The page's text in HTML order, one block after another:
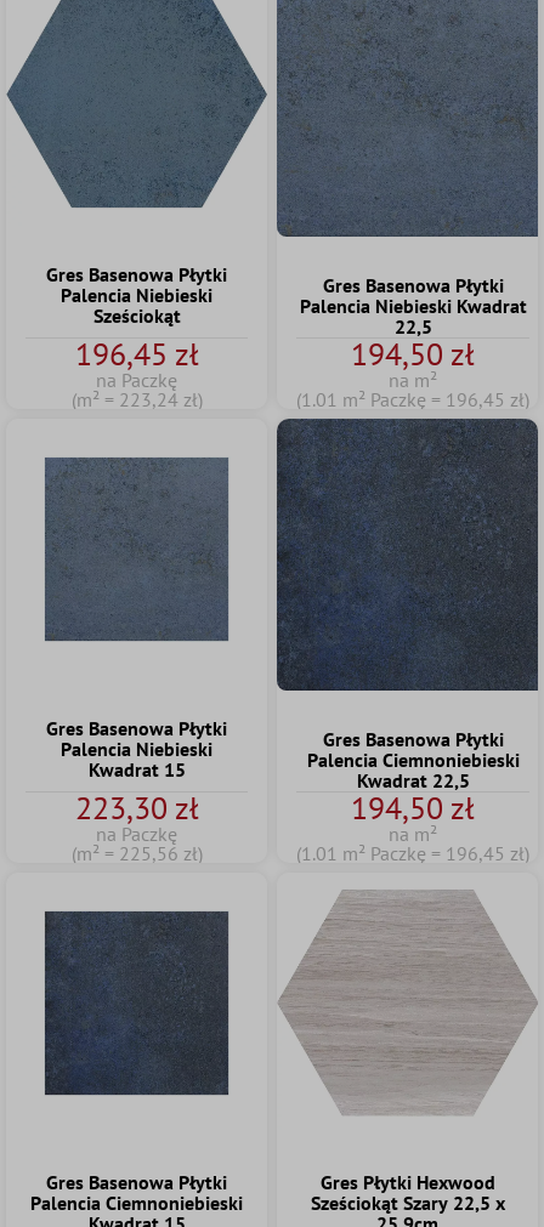
Gres Basenowa Płytki
Palencia Niebieski
Sześciokąt
196,45 zł
na Paczkę
(m² = 223,24 zł)
Gres Basenowa Płytki
Palencia Niebieski Kwadrat
22,5
194,50 zł
na m²
(1.01 m² Paczkę = 196,45 zł)
Gres Basenowa Płytki
Palencia Niebieski
Kwadrat 15
223,30 zł
na Paczkę
(m² = 225,56 zł)
Gres Basenowa Płytki
Palencia Ciemnoniebieski
Kwadrat 22,5
194,50 zł
na m²
(1.01 m² Paczkę = 196,45 zł)
Gres Basenowa Płytki
Palencia Ciemnoniebieski
Gres Płytki Hexwood
Sześciokąt Szary 22,5 x